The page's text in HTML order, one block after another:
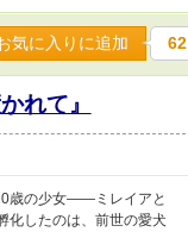
気に入りに追加 62
れて』
歳の少女――ミレイアと
化したのは、前世の愛犬